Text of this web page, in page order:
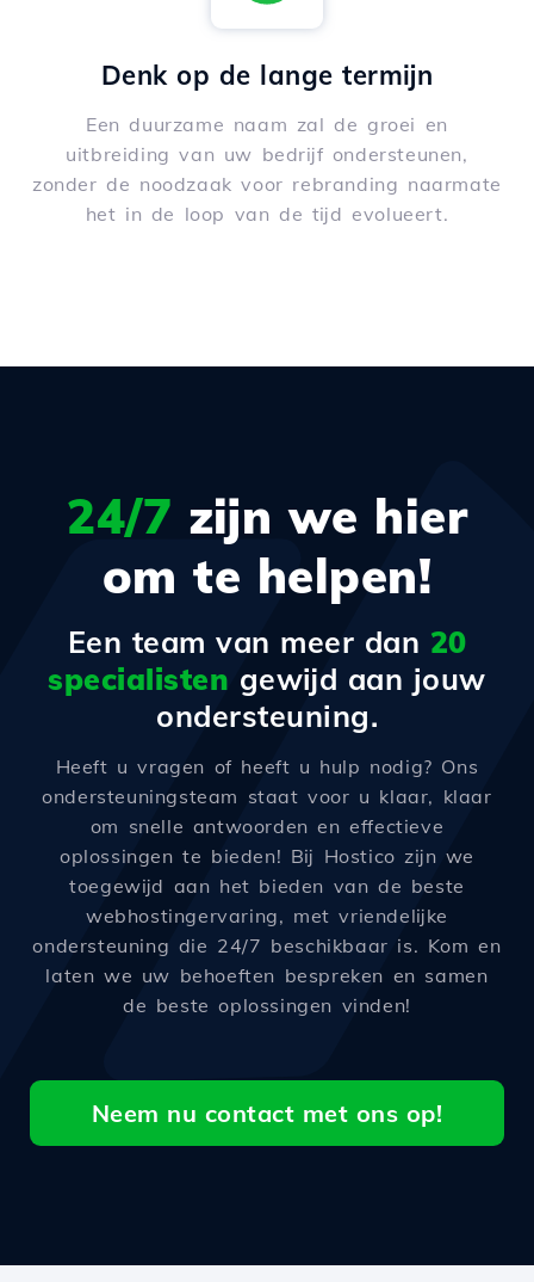
Denk op de lange termijn
Een duurzame naam zal de groei en
uitbreiding van uw bedrijf ondersteunen,
zonder de noodzaak voor rebranding naarmate
het in de loop van de tijd evolueert.
24/7 zijn we hier
om te helpen!
Een team van meer dan 20
specialisten gewijd aan jouw
ondersteuning.
Heeft u vragen of heeft u hulp nodig? Ons
ondersteuningsteam staat voor u klaar, klaar
om snelle antwoorden en effectieve
oplossingen te bieden! Bij Hostico zijn we
toegewijd aan het bieden van de beste
webhostingervaring, met vriendelijke
ondersteuning die 24/7 beschikbaar is. Kom en
laten we uw behoeften bespreken en samen
de beste oplossingen vinden!
Neem nu contact met ons op!